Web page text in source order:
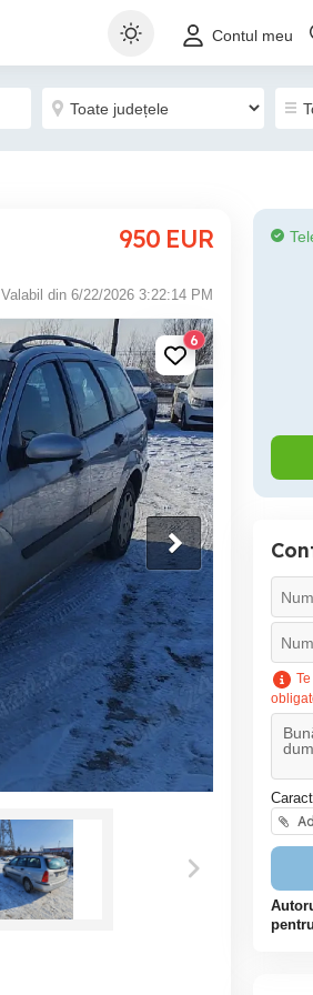
Contul meu
950 EUR
Valabil din 6/22/2026 3:22:14 PM
6